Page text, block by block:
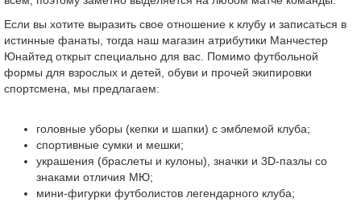
Если вы хотите выразить свое отношение к клубу и записаться в
истинные фанаты, тогда наш магазин атрибутики Манчестер
Юнайтед открыт специально для вас. Помимо футбольной
формы для взрослых и детей, обуви и прочей экипировки
спортсмена, мы предлагаем:
головные уборы (кепки и шапки) с эмблемой клуба;
спортивные сумки и мешки;
украшения (браслеты и кулоны), значки и 3D-пазлы со
знаками отличия МЮ;
мини-фигурки футболистов легендарного клуба;